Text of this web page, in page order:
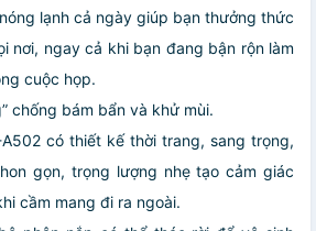
lạnh cả ngày giúp bạn thưởng thức
nơi, ngay cả khi bạn đang bận rộn làm
cuộc họp.
chống bám bẩn và khử mùi.
có thiết kế thời trang, sang trọng,
gọn, trọng lượng nhẹ tạo cảm giác
cầm mang đi ra ngoài.